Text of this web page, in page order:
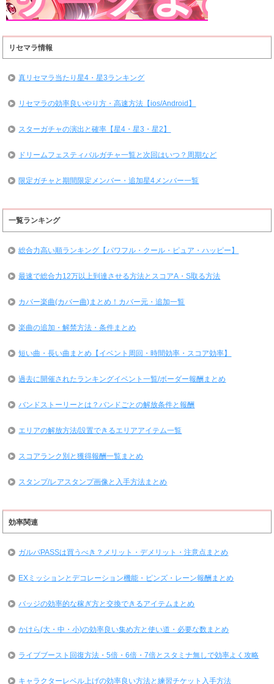
リセマラ情報
真リセマラ当たり星4・星3ランキング
リセマラの効率良いやり方・高速方法【ios/Android】
スターガチャの演出と確率【星4・星3・星2】
ドリームフェスティバルガチャ一覧と次回はいつ？周期など
限定ガチャと期間限定メンバー・追加星4メンバー一覧
一覧ランキング
総合力高い順ランキング【パワフル・クール・ピュア・ハッピー】
最速で総合力12万以上到達させる方法とスコアA・S取る方法
カバー楽曲(カバー曲)まとめ！カバー元・追加一覧
楽曲の追加・解禁方法・条件まとめ
短い曲・長い曲まとめ【イベント周回・時間効率・スコア効率】
過去に開催されたランキングイベント一覧/ボーダー報酬まとめ
バンドストーリーとは？バンドごとの解放条件と報酬
エリアの解放方法/設置できるエリアアイテム一覧
スコアランク別と獲得報酬一覧まとめ
スタンプ/レアスタンプ画像と入手方法まとめ
効率関連
ガルパPASSは買うべき？メリット・デメリット・注意点まとめ
EXミッションとデコレーション機能・ピンズ・レーン報酬まとめ
バッジの効率的な稼ぎ方と交換できるアイテムまとめ
かけら(大・中・小)の効率良い集め方と使い道・必要な数まとめ
ライブブースト回復方法・5倍・6倍・7倍とスタミナ無しで効率よく攻略
キャラクターレベル上げの効率良い方法と練習チケット入手方法